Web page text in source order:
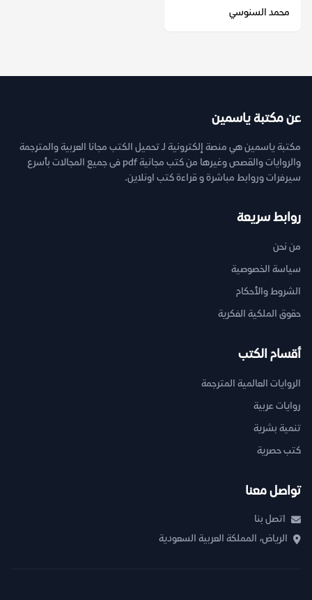
محمد السنوسي
عن مكتبة ياسمين
مكتبة ياسمين هي منصة إلكترونية لـ تحميل الكتب مجانا العربية والمترجمة
والروايات والقصص وغيرها من كتب مجانية pdf فى جميع المجالات بأسرع
سيرفرات وروابط مباشرة و قراءة كتب اونلاين.
روابط سريعة
من نحن
سياسة الخصوصية
الشروط والأحكام
حقوق الملكية الفكرية
أقسام الكتب
الروايات العالمية المترجمة
روايات عربية
تنمية بشرية
كتب حصرية
تواصل معنا
اتصل بنا
الرياض، المملكة العربية السعودية